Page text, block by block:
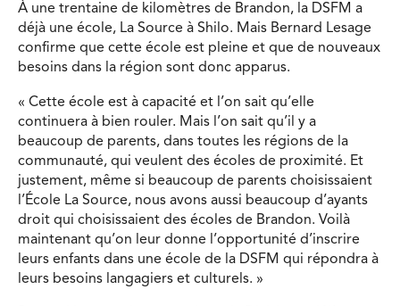
À une trentaine de kilomètres de Brandon, la DSFM a
déjà une école, La Source à Shilo. Mais Bernard Lesage
confirme que cette école est pleine et que de nouveaux
besoins dans la région sont donc apparus.
« Cette école est à capacité et l’on sait qu’elle
continuera à bien rouler. Mais l’on sait qu’il y a
beaucoup de parents, dans toutes les régions de la
communauté, qui veulent des écoles de proximité. Et
justement, même si beaucoup de parents choisissaient
l’École La Source, nous avons aussi beaucoup d’ayants
droit qui choisissaient des écoles de Brandon. Voilà
maintenant qu’on leur donne l’opportunité d’inscrire
leurs enfants dans une école de la DSFM qui répondra à
leurs besoins langagiers et culturels. »